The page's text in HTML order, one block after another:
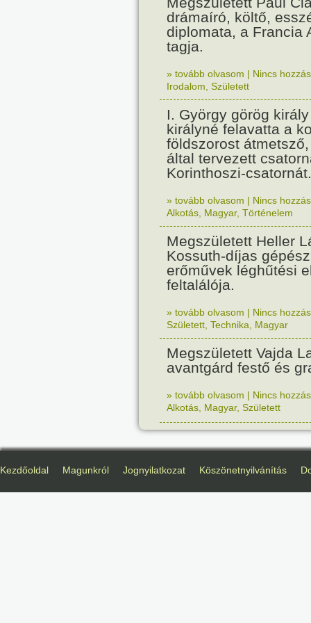
drámaíró, költő,
diplomata, a Francia
tagja.
» tovább olvasom | Nincs
Irodalom Született
I. György görög
királyné felavatta a
földszorost
által tervezett
Korinthoszi-csatornát.
» tovább olvasom | Nincs
Alkotás Magyar, Történelem
Megszületett Heller
Kossuth-díjas
erőművek léghűtési
feltalálója.
» tovább olvasom | Nincs
Született Technika Magyar
Megszületett Vajda
avantgárd festő és
» tovább olvasom | Nincs
Alkotás Magyar, Született
Kezdőoldal Magunkról Jognyilatkozat Köszönetnyilvánítás